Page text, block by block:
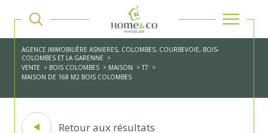
AGENCE IMMOBILIÈRE ASNIERES, COLOMBES, COURBEVOIE, BOIS-
COLOMBES ET LA GARENNE
VENTE
BOIS COLOMBES MAISON
T7
MAISON DE 168 M2 BOIS COLOMBES
Retour aux résultats